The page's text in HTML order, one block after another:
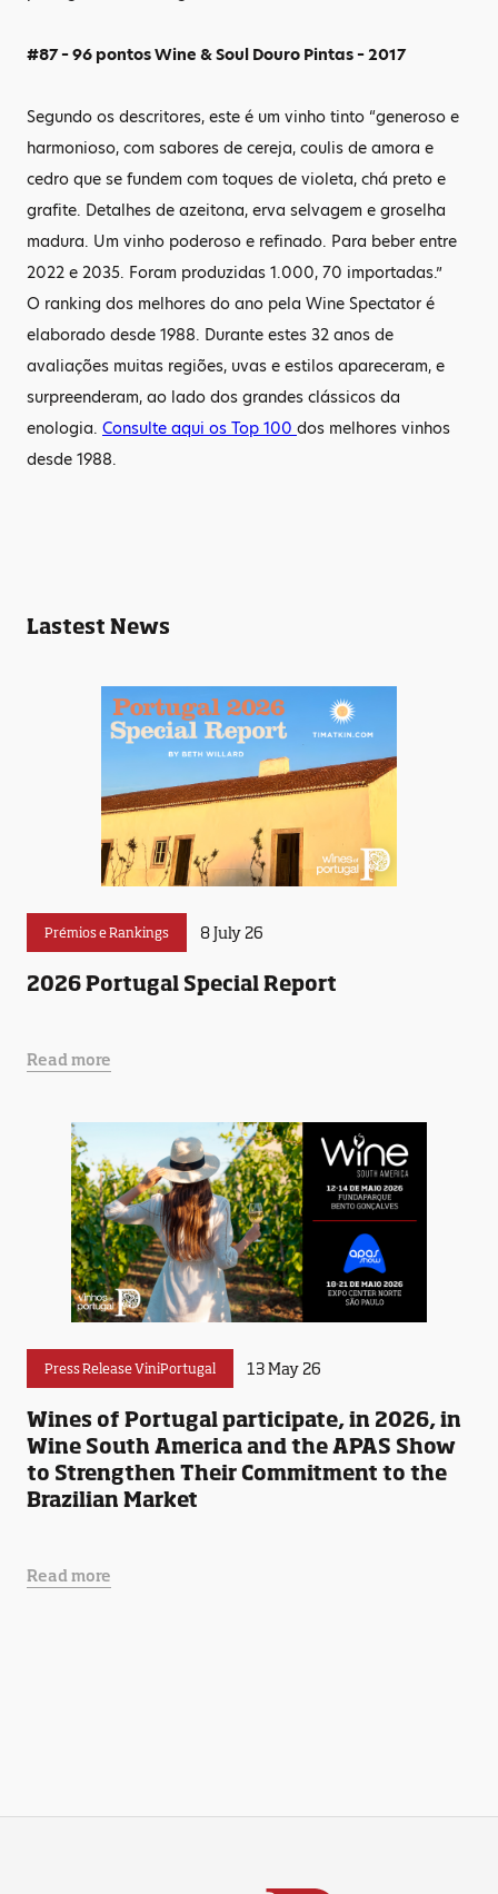
#87 – 96 pontos Wine & Soul Douro Pintas – 2017
Segundo os descritores, este é um vinho tinto “generoso e
harmonioso, com sabores de cereja, coulis de amora e
cedro que se fundem com toques de violeta, chá preto e
grafite. Detalhes de azeitona, erva selvagem e groselha
madura. Um vinho poderoso e refinado. Para beber entre
2022 e 2035. Foram produzidas 1.000, 70 importadas.”
O ranking dos melhores do ano pela Wine Spectator é
elaborado desde 1988. Durante estes 32 anos de
avaliações muitas regiões, uvas e estilos apareceram, e
surpreenderam, ao lado dos grandes clássicos da
enologia. Consulte aqui os Top 100 dos melhores vinhos
desde 1988.
Lastest News
Prémios e Rankings 8 July 26
2026 Portugal Special Report
Read more
Press Release ViniPortugal 13 May 26
Wines of Portugal participate, in 2026, in
Wine South America and the APAS Show
to Strengthen Their Commitment to the
Brazilian Market
Read more